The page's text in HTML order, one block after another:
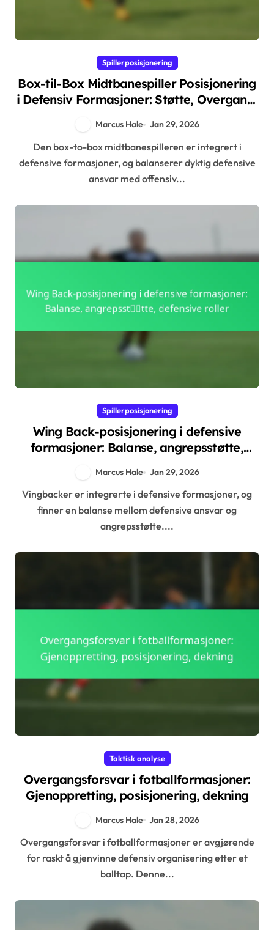
Spillerposisjonering
Box-til-Box Midtbanespiller Posisjonering
i Defensiv Formasjoner: Støtte, Overgang,
Marcus Hale Jan 29, 2026
Den box-to-box midtbanespilleren er integrert i
defensive formasjoner, og balanserer dyktig defensive
ansvar med offensiv...
Spillerposisjonering
Wing Back-posisjonering i defensive
formasjoner: Balanse, angrepsstøtte,
Marcus Hale Jan 29, 2026
Vingbacker er integrerte i defensive formasjoner, og
finner en balanse mellom defensive ansvar og
angrepsstøtte....
Taktisk analyse
Overgangsforsvar i fotballformasjoner:
Gjenoppretting, posisjonering, dekning
Marcus Hale Jan 28, 2026
Overgangsforsvar i fotballformasjoner er avgjørende
for raskt å gjenvinne defensiv organisering etter et
balltap. Denne...